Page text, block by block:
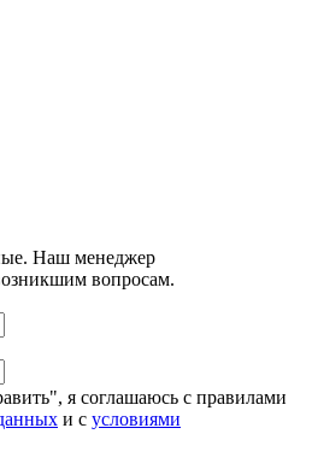
Наш менеджер
вопросам.
я соглашаюсь с правилами
и с условиями